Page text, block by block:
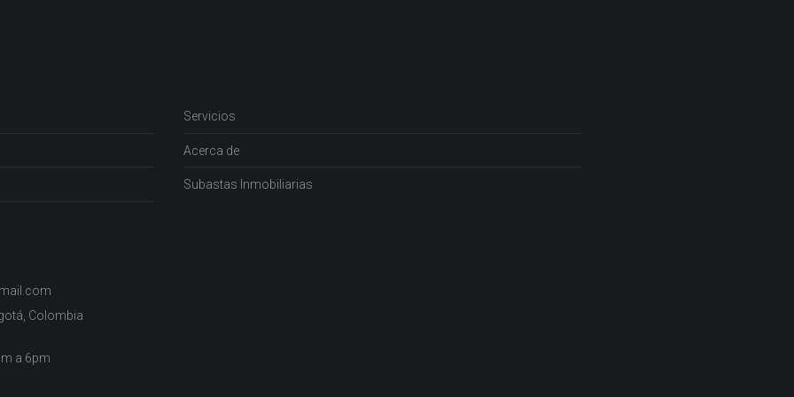
Servicios
Acerca de
Subastas Inmobiliarias
Colombia
a 6pm